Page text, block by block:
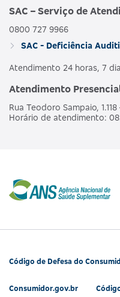
SAC – Serviço de
0800 727 9966
SAC - Deficiência
Atendimento 24 horas, 7
Atendimento
Rua Teodoro Sampaio,
Horário de atendimento:
Código de Defesa do
Consumidor.gov.br